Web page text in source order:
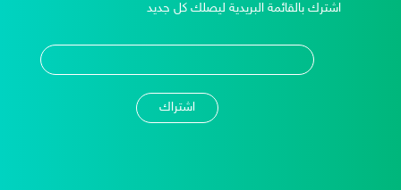
اشترك بالقائمة البريدية ليصلك كل جديد